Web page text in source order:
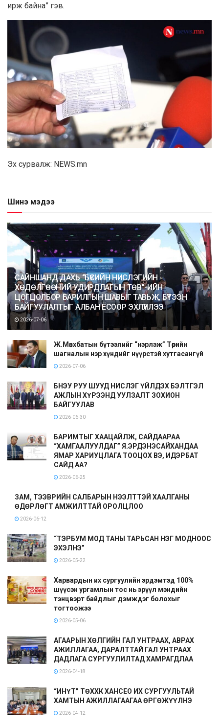
ирж байна” гэв.
Эх сурвалж: NEWS.mn
Шинэ мэдээ
САЙНШАНД ДАХЬ “БҮСИЙН НИСЛЭГИЙН
ХӨДӨЛГӨӨНИЙ УДИРДЛАГЫН ТӨВ”-ИЙН
ЦОГЦОЛБОР БАРИЛГЫН ШАВЫГ ТАВЬЖ, БҮТЭЭН
БАЙГУУЛАЛТЫГ АЛБАН ЁСООР ЭХЛҮҮЛЛЭЭ
2026-07-06
Ж.Мөнхбатын бүтээлийг “нэрлэж” Төрийн
шагналын нэр хүндийг нүүрстэй хутгасангүй
2026-07-06
БНЭУ РУУ ШУУД НИСЛЭГ ҮЙЛДЭХ БЭЛТГЭЛ
АЖЛЫН ХҮРЭЭНД УУЛЗАЛТ ЗОХИОН
БАЙГУУЛАВ
2026-06-30
БАРИМТЫГ ХААЦАЙЛЖ, САЙДААРАА
“ХАМГААЛУУЛДАГ” Я.ЭРДЭНЭСАЙХАНДАА
ЯМАР ХАРИУЦЛАГА ТООЦОХ ВЭ, ИДЭРБАТ
САЙД АА?
2026-06-25
ЗАМ, ТЭЭВРИЙН САЛБАРЫН НЭЭЛТТЭЙ ХААЛГАНЫ
ӨДӨРЛӨГТ АМЖИЛТТАЙ ОРОЛЦЛОО
2026-06-12
“ТЭРБУМ МОД ТАНЫ ТАРЬСАН НЭГ МОДНООС
ЭХЭЛНЭ”
2026-05-22
Харвардын их сургуулийн эрдэмтэд 100%
шүүсэн ургамлын тос нь эрүүл мэндийн
тэнцвэрт байдлыг дэмждэг болохыг
тогтоожээ
2026-05-06
АГААРЫН ХӨЛГИЙН ГАЛ УНТРААХ, АВРАХ
АЖИЛЛАГАА, ДАРАЛТТАЙ ГАЛ УНТРААХ
ДАДЛАГА СУРГУУЛИЛТАД ХАМРАГДЛАА
2026-04-18
“ИНҮТ” ТӨХХК ХАНСЕО ИХ СУРГУУЛЬТАЙ
ХАМТЫН АЖИЛЛАГААГАА ӨРГӨЖҮҮЛНЭ
2026-04-12